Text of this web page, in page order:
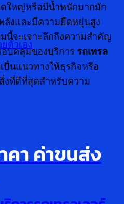
ตัวเอง
ใหญ่หรือมีน้ำหนักมากมัก
ลังและมีความยืดหยุ่นสูง
นี้จะเจาะลึกถึงความสำคัญ
บคลุมของบริการ รถเทรล
เป็นแนวทางให้ธุรกิจหรือ
งที่ดีที่สุดสำหรับความ
คา ค่าขนส่ง